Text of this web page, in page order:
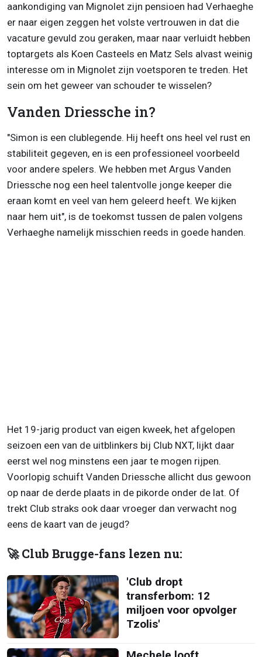
aankondiging van Mignolet zijn pensioen had Verhaeghe
er naar eigen zeggen het volste vertrouwen in dat die
vacature gevuld zou geraken, maar naar verluidt hebben
toptargets als Koen Casteels en Matz Sels alvast weinig
interesse om in Mignolet zijn voetsporen te treden. Het
sein om het geweer van schouder te wisselen?
Vanden Driessche in?
"Simon is een clublegende. Hij heeft ons heel vel rust en
stabiliteit gegeven, en is een professioneel voorbeeld
voor andere spelers. We hebben met Argus Vanden
Driessche nog een heel talentvolle jonge keeper die
eraan komt en veel van hem geleerd heeft. We kijken
naar hem uit", is de toekomst tussen de palen volgens
Verhaeghe namelijk misschien reeds in goede handen.
Het 19-jarig product van eigen kweek, het afgelopen
seizoen een van de uitblinkers bij Club NXT, lijkt daar
eerst wel nog minstens een jaar te mogen rijpen.
Voorlopig schuift Vanden Driessche allicht dus gewoon
op naar de derde plaats in de pikorde onder de lat. Of
trekt Club straks ook daar vroeger dan verwacht nog
eens de kaart van de jeugd?
🚀 Club Brugge-fans lezen nu:
'Club dropt
transferbom: 12
miljoen voor opvolger
Tzolis'